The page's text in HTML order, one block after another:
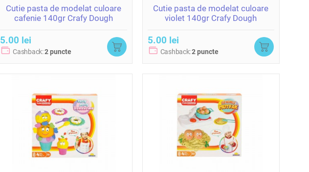
Cutie pasta de modelat culoare
cafenie 140gr Crafy Dough
5.00 lei
Cashback:2 puncte
Cutie pasta de modelat culoare
violet 140gr Crafy Dough
5.00 lei
Cashback:2 puncte